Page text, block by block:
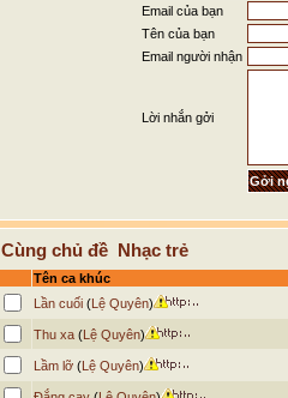
Email của bạn
Tên của bạn
Email người nhận
Lời nhắn gởi
Cùng chủ đề Nhạc trẻ
Tên ca khúc
Lần cuối(Lệ Quyên)
Thu xa(Lệ Quyên)
Lầm lỡ(Lệ Quyên)